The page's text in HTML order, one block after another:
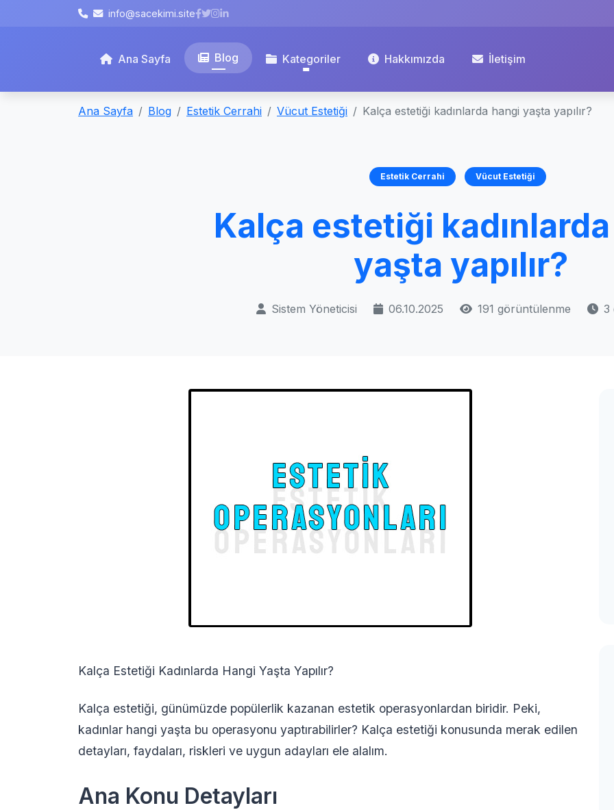
info@sacekimi.site
Ana Sayfa Blog Kategoriler Hakkımızda İletişim
Ana Sayfa Blog Estetik Cerrahi Vücut Estetiği Kalça estetiği kadınlarda hangi yaşta yapılır?
Estetik Cerrahi Vücut Estetiği
Kalça estetiği
yaşta yapılır?
Sistem Yöneticisi 06.10.2025 191 görüntülenme 3
Kalça Estetiği Kadınlarda Hangi Yaşta Yapılır?
Kalça estetiği, günümüzde popülerlik kazanan estetik operasyonlardan biridir. Peki,
kadınlar hangi yaşta bu operasyonu yaptırabilirler? Kalça estetiği konusunda merak edilen
detayları, faydaları, riskleri ve uygun adayları ele alalım.
Ana Konu Detayları